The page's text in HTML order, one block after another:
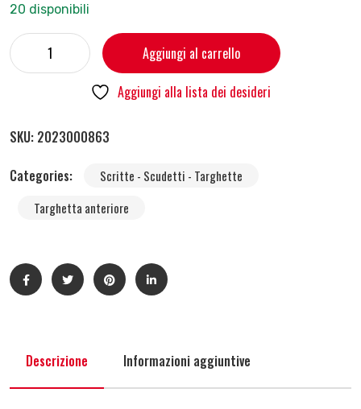
20 disponibili
Aggiungi al carrello
Aggiungi alla lista dei desideri
SKU: 2023000863
Categories:
Scritte - Scudetti - Targhette
Targhetta anteriore
Descrizione Informazioni aggiuntive